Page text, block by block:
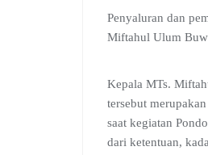
Penyaluran dan
Miftahul Ulum
Kepala MTs.
tersebut
saat kegiatan
dari ketentuan,